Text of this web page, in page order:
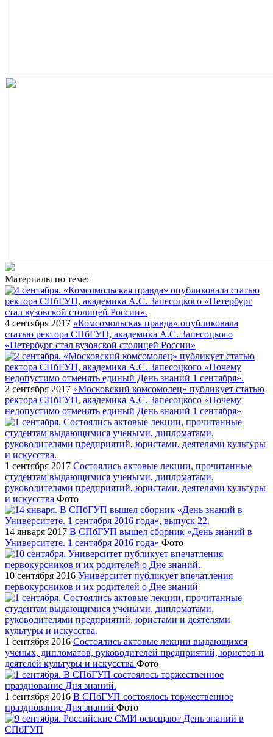
Материалы по теме:
4 сентября 2017 «Комсомольская правда» опубликовала
статью ректора СПбГУП, академика А.С. Запесоцкого
«Петербург стал вузовской столицей России»
2 сентября 2017 «Московский комсомолец» публикует статью
ректора СПбГУП, академика А.С. Запесоцкого «Почему
недопустимо отменять единый День знаний 1 сентября»
1 сентября 2017 Состоялись актовые лекции, прочитанные
студентам выдающимися учеными, дипломатами,
руководителями предприятий, юристами, деятелями культуры
и искусства Фото
14 января 2017 В СПбГУП вышел сборник «День знаний в
Университете. 1 сентября 2016 года» Фото
10 сентября 2016 Университет публикует впечатления
первокурсников и их родителей о Дне знаний
1 сентября 2016 Состоялись актовые лекции выдающихся
ученых, дипломатов, руководителей предприятий, юристов и
деятелей культуры и искусства Фото
1 сентября 2016 В СПбГУП состоялось торжественное
празднование Дня знаний Фото